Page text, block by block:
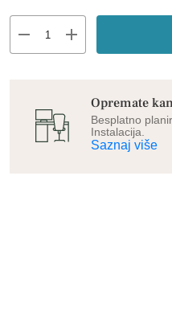
remove add
Opremate
Besplatno
Instalacija.
Saznaj više